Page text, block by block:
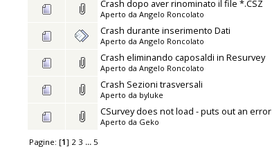
Crash dopo aver rinominato il file *.CSZ
Aperto da Angelo Roncolato
Crash durante inserimento Dati
Aperto da Angelo Roncolato
Crash eliminando caposaldi in Resurvey
Aperto da Angelo Roncolato
Crash Sezioni trasversali
Aperto da byluke
CSurvey does not load - puts out an error
Aperto da Geko
Pagine: [1] 2 3 ... 5